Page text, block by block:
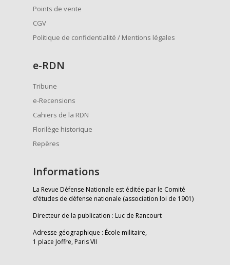
Points de vente
CGV
Politique de confidentialité / Mentions légales
e-RDN
Tribune
e-Recensions
Cahiers de la RDN
Florilège historique
Repères
Informations
La Revue Défense Nationale est éditée par le Comité
d’études de défense nationale (association loi de 1901)
Directeur de la publication : Luc de Rancourt
Adresse géographique : École militaire,
1 place Joffre, Paris VII